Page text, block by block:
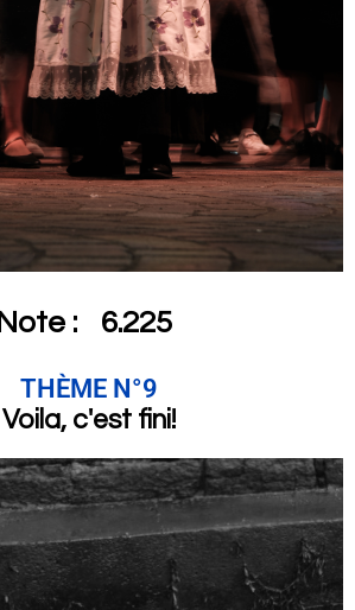
Note : 6.225
THÈME N°9
Voila, c'est fini!